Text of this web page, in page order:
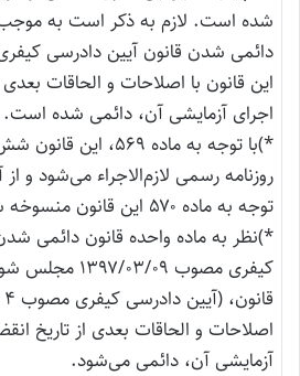
شده است. لازم به ذکر است به موجب
این قانون با اصلاحات و الحاقات
اجرای آزمایشی آن، دائمی شده است.
*)با توجه به ماده ۵۶۹،
روزنامه رسمی لازم‌الاجراء می‌شود و از
توجه به ماده ۵۷۰ این قانون منسوخه شده است.
*)نظر به ماده واحده قانون دائمی
کیفری مصوب
اصلاحات و الحاقات بعدی از تاریخ
آزمایشی آن، دائمی می‌‌شود.